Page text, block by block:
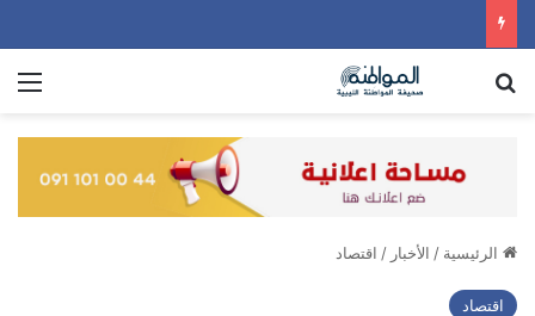
الرئيسية / الأخبار / اقتصاد
اقتصاد